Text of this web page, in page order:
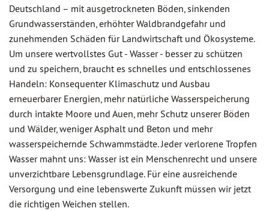
Deutschland – mit ausgetrockneten Böden, sinkenden
Grundwasserständen, erhöhter Waldbrandgefahr und
zunehmenden Schäden für Landwirtschaft und Ökosysteme.
Um unsere wertvollstes Gut - Wasser - besser zu schützen
und zu speichern, braucht es schnelles und entschlossenes
Handeln: Konsequenter Klimaschutz und Ausbau
erneuerbarer Energien, mehr natürliche Wasserspeicherung
durch intakte Moore und Auen, mehr Schutz unserer Böden
und Wälder, weniger Asphalt und Beton und mehr
wasserspeichernde Schwammstädte. Jeder verlorene Tropfen
Wasser mahnt uns: Wasser ist ein Menschenrecht und unsere
unverzichtbare Lebensgrundlage. Für eine ausreichende
Versorgung und eine lebenswerte Zukunft müssen wir jetzt
die richtigen Weichen stellen.